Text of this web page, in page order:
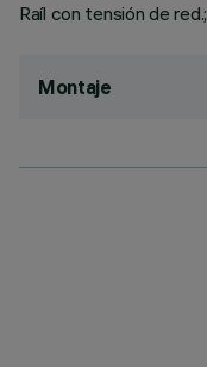
Raíl con tensión de red.;
Montaje